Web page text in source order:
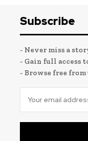
Subscribe
- Never miss a
- Gain full access
- Browse free